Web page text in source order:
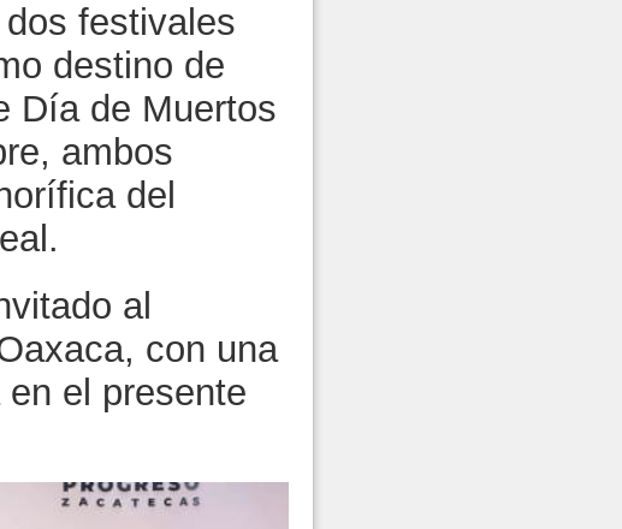
festivales
destino de
Día de Muertos
ambos
del
al
con una
el presente